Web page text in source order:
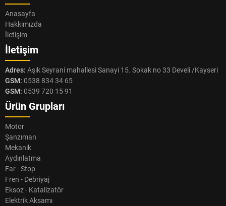
Anasayfa
Hakkımızda
İletişim
İletişim
Adres: Aşık Seyrani mahallesi Sanayi 15. Sokak no 33 Develi /Kayseri
GSM: 0538 834 34 65
GSM: 0539 720 15 91
Ürün Grupları
Motor
Şanzıman
Mekanik
Aydınlatma
Far - Stop
Fren - Debriyaj
Eksoz - Katalizatör
Elektrik Aksamı